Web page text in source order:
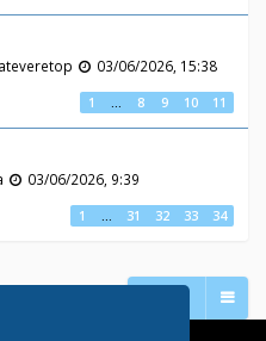
03/06/2026, 15:38
1 8 9 10 11
03/06/2026, 9:39
1 31 32 33 34